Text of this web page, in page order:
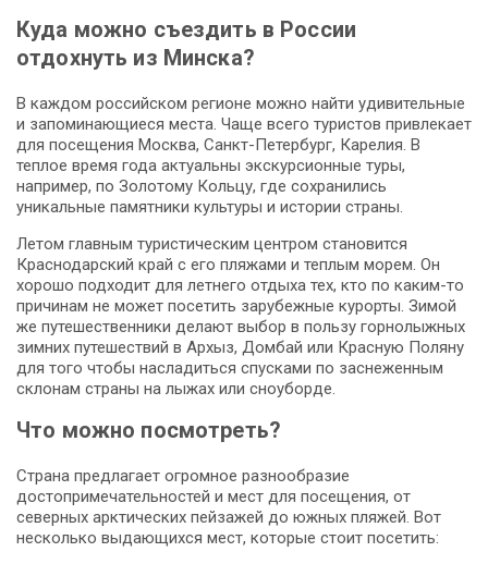
Куда можно съездить в России
отдохнуть из Минска?
В каждом российском регионе можно найти удивительные
и запоминающиеся места. Чаще всего туристов привлекает
для посещения Москва, Санкт-Петербург, Карелия. В
теплое время года актуальны экскурсионные туры,
например, по Золотому Кольцу, где сохранились
уникальные памятники культуры и истории страны.
Летом главным туристическим центром становится
Краснодарский край с его пляжами и теплым морем. Он
хорошо подходит для летнего отдыха тех, кто по каким-то
причинам не может посетить зарубежные курорты. Зимой
же путешественники делают выбор в пользу горнолыжных
зимних путешествий в Архыз, Домбай или Красную Поляну
для того чтобы насладиться спусками по заснеженным
склонам страны на лыжах или сноуборде.
Что можно посмотреть?
Страна предлагает огромное разнообразие
достопримечательностей и мест для посещения, от
северных арктических пейзажей до южных пляжей. Вот
несколько выдающихся мест, которые стоит посетить: